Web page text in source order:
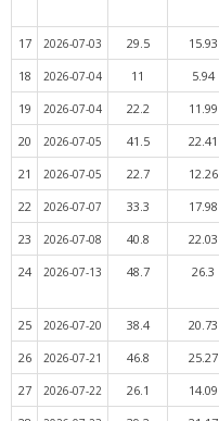
17
2026-07-03 29.5 15.93
18
2026-07-04 11 5.94
19
2026-07-04 22.2 11.99
20
2026-07-05 41.5 22.41
21
2026-07-05 22.7 12.26
22
2026-07-07 33.3 17.98
23
2026-07-08 40.8 22.03
24
2026-07-13 48.7 26.3
25
2026-07-20 38.4 20.73
26
2026-07-21 46.8 25.27
27
2026-07-22 26.1 14.09